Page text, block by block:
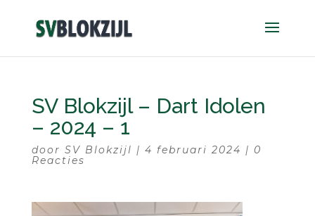
SV Blokzijl – Dart Idolen
– 2024 – 1
door SV Blokzijl | 4 februari 2024 | 0
Reacties